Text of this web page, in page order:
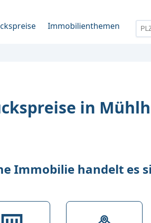
Immobilienthemen
in
Immobilie handelt es